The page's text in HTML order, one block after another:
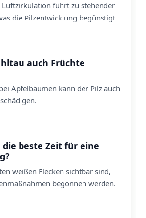
Luftzirkulation führt zu stehender
die Pilzentwicklung begünstigt.
auch Früchte
Apfelbäumen kann der Pilz auch
die beste Zeit für eine
weißen Flecken sichtbar sind,
begonnen werden.